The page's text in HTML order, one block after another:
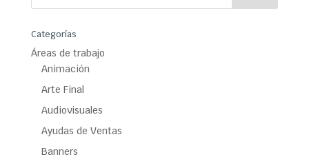
Categorías
Áreas de trabajo
Animación
Arte Final
Audiovisuales
Ayudas de Ventas
Banners